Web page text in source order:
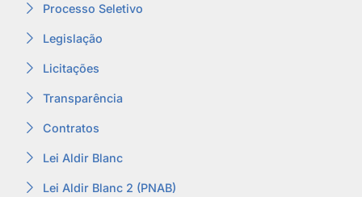
Processo Seletivo
Legislação
Licitações
Transparência
Contratos
Lei Aldir Blanc
Lei Aldir Blanc 2 (PNAB)